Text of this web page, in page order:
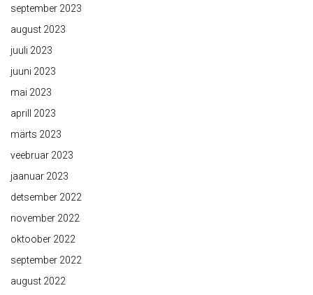
september 2023
august 2023
juuli 2023
juuni 2023
mai 2023
aprill 2023
märts 2023
veebruar 2023
jaanuar 2023
detsember 2022
november 2022
oktoober 2022
september 2022
august 2022